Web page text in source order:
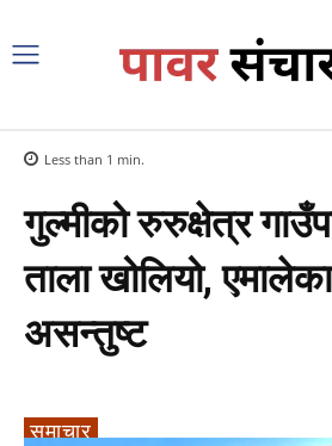
Less than 1 min.
गुल्मीको रुरुक्षेत्र
ताला खोलियो,
असन्तुष्ट
समाचार